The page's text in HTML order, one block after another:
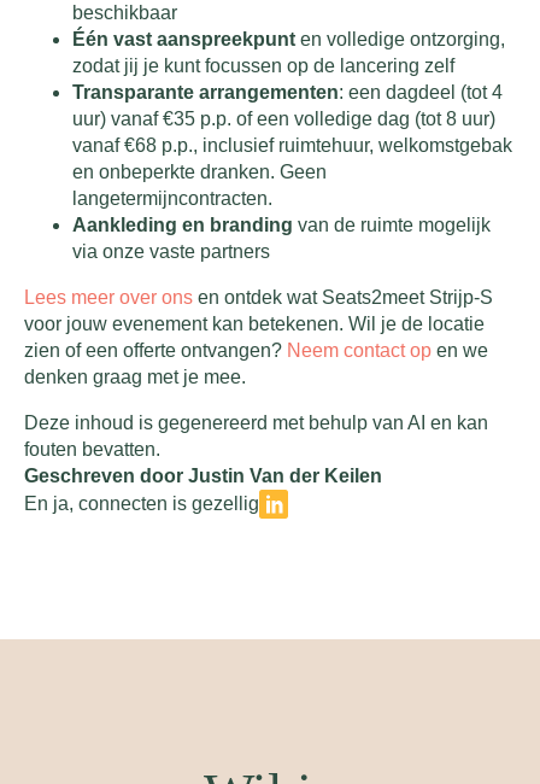
beschikbaar
Één vast aanspreekpunt en volledige ontzorging,
zodat jij je kunt focussen op de lancering zelf
Transparante arrangementen: een dagdeel (tot 4
uur) vanaf €35 p.p. of een volledige dag (tot 8 uur)
vanaf €68 p.p., inclusief ruimtehuur, welkomstgebak
en onbeperkte dranken. Geen
langetermijncontracten.
Aankleding en branding van de ruimte mogelijk
via onze vaste partners
Lees meer over ons en ontdek wat Seats2meet Strijp-S
voor jouw evenement kan betekenen. Wil je de locatie
zien of een offerte ontvangen? Neem contact op en we
denken graag met je mee.
Deze inhoud is gegenereerd met behulp van AI en kan
fouten bevatten.
Geschreven door Justin Van der Keilen
En ja, connecten is gezellig